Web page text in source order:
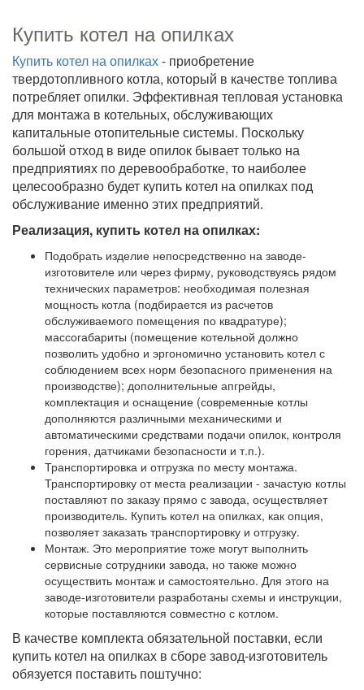
Купить котел на опилках
Купить котел на опилках- приобретение
твердотопливного котла, который в качестве топлива
потребляет опилки. Эффективная тепловая установка
для монтажа в котельных, обслуживающих
капитальные отопительные системы. Поскольку
большой отход в виде опилок бывает только на
предприятиях по деревообработке, то наиболее
целесообразно будет купить котел на опилках под
обслуживание именно этих предприятий.
Реализация, купить котел на опилках:
Подобрать изделие непосредственно на заводе-
изготовителе или через фирму, руководствуясь рядом
технических параметров: необходимая полезная
мощность котла (подбирается из расчетов
обслуживаемого помещения по квадратуре);
массогабариты (помещение котельной должно
позволить удобно и эргономично установить котел с
соблюдением всех норм безопасного применения на
производстве); дополнительные апгрейды,
комплектация и оснащение (современные котлы
дополняются различными механическими и
автоматическими средствами подачи опилок, контроля
горения, датчиками безопасности и т.п.).
Транспортировка и отгрузка по месту монтажа.
Транспортировку от места реализации - зачастую котлы
поставляют по заказу прямо с завода, осуществляет
производитель. Купить котел на опилках, как опция,
позволяет заказать транспортировку и отгрузку.
Монтаж. Это мероприятие тоже могут выполнить
сервисные сотрудники завода, но также можно
осуществить монтаж и самостоятельно. Для этого на
заводе-изготовители разработаны схемы и инструкции,
которые поставляются совместно с котлом.
В качестве комплекта обязательной поставки, если
купить котел на опилках в сборе завод-изготовитель
обязуется поставить поштучно: